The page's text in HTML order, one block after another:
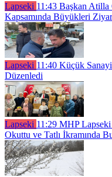
Lapseki 11:43 Başkan Atilla
Kapsamında Büyükleri
Lapseki 11:40 Küçük
Düzenledi
Lapseki 11:29 MHP
Okuttu ve Tatlı İkramında